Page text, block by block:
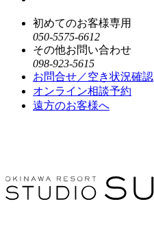
初めてのお客様専用
050-5575-6612
その他お問い合わせ
098-923-5615
お問合せ／空き状況確認
オンライン相談予約
遠方のお客様へ